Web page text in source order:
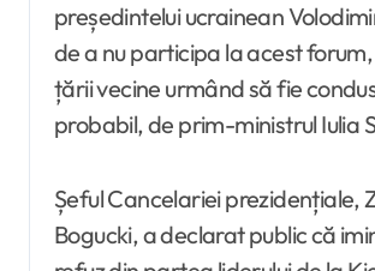
președintelui ucrainean
de a nu participa la acest
țării vecine urmând să fie
probabil, de prim-ministrul Iulia
Șeful Cancelariei prezidențiale,
Bogucki, a declarat public că